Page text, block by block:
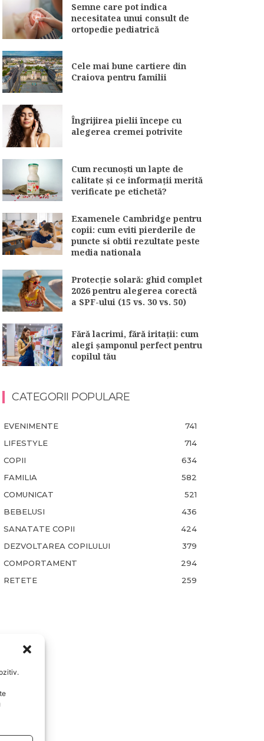
Semne care pot indica
necesitatea unui consult de
ortopedie pediatrică
Cele mai bune cartiere din
Craiova pentru familii
Îngrijirea pielii începe cu
alegerea cremei potrivite
Cum recunoști un lapte de
calitate și ce informații merită
verificate pe etichetă?
Examenele Cambridge pentru
copii: cum eviti pierderile de
puncte si obtii rezultate peste
media nationala
Protecție solară: ghid complet
2026 pentru alegerea corectă
a SPF-ului (15 vs. 30 vs. 50)
Fără lacrimi, fără iritații: cum
alegi șamponul perfect pentru
copilul tău
CATEGORII POPULARE
EVENIMENTE
741
LIFESTYLE
714
COPII
634
FAMILIA
582
COMUNICAT
521
BEBELUSI
436
SANATATE COPII
424
DEZVOLTAREA COPILULUI
379
COMPORTAMENT
294
RETETE
259